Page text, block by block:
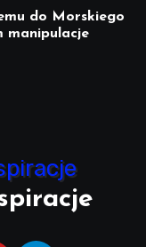
do Morskiego
manipulacje